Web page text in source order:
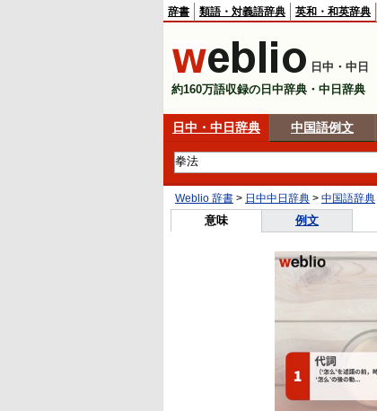
辞書 類語・対義語辞典 英和・和英辞典
日中・中日
約160万語収録の日中辞典・中日辞典
日中・中日辞典 中国語例文
Weblio 辞書 > 日中中日辞典 > 中国語辞典
意味 例文